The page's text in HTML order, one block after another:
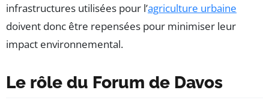
infrastructures utilisées pour l’agriculture urbaine
doivent donc être repensées pour minimiser leur
impact environnemental.
Le rôle du Forum de Davos